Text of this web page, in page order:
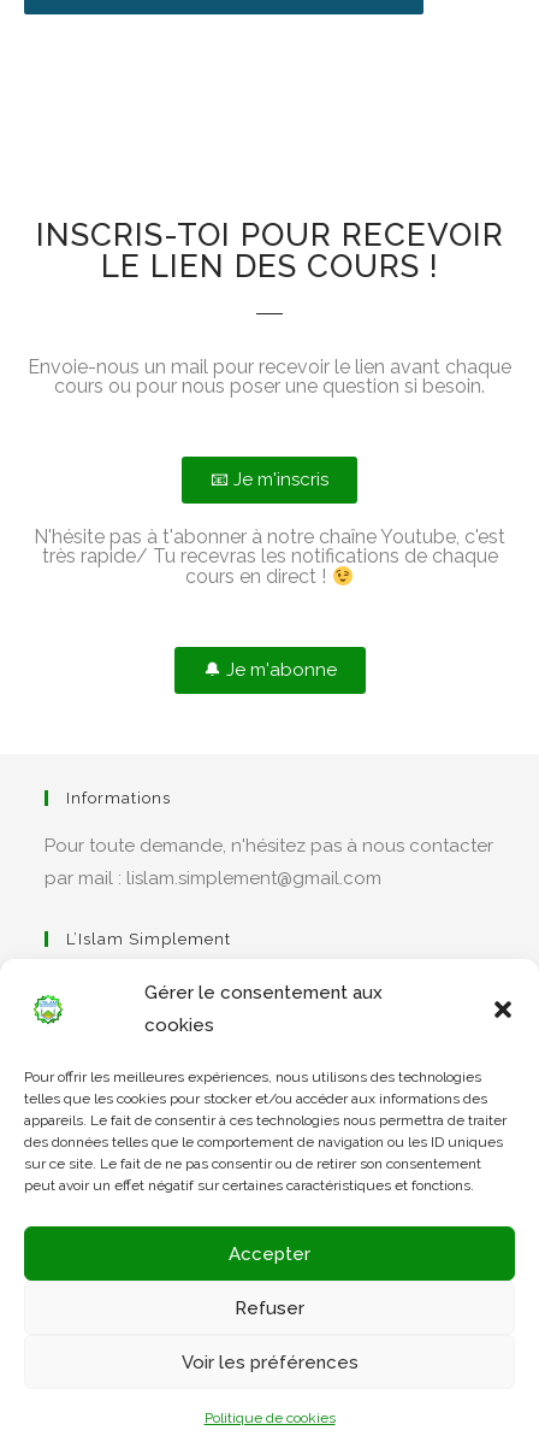
Gérer le consentement aux
cookies
Pour offrir les meilleures expériences, nous utilisons des technologies
telles que les cookies pour stocker et/ou accéder aux informations des
appareils. Le fait de consentir à ces technologies nous permettra de traiter
des données telles que le comportement de navigation ou les ID uniques
sur ce site. Le fait de ne pas consentir ou de retirer son consentement
peut avoir un effet négatif sur certaines caractéristiques et fonctions.
Accepter
Refuser
Voir les préférences
Politique de cookies
INSCRIS-TOI POUR RECEVOIR
LE LIEN DES COURS !
Envoie-nous un mail pour recevoir le lien avant chaque
cours ou pour nous poser une question si besoin.
📧 Je m'inscris
N'hésite pas à t'abonner à notre chaîne Youtube, c'est
très rapide/ Tu recevras les notifications de chaque
cours en direct !
🔔 Je m'abonne
Informations
Pour toute demande, n'hésitez pas à nous contacter
par mail : lislam.simplement@gmail.com
L’Islam Simplement
Apprendre Le Coran Simplement